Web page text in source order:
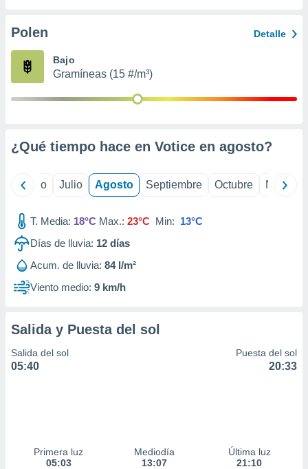
e
mediante
de
Polen Detalle
Bajo
Gramíneas (15 #/m³)
¿Qué tiempo hace en Votice en agosto?
Junio Julio Agosto Septiembre Octubre
T. Media: 18°C Max.: 23°C Min: 13°C
Días de lluvia: 12 días
Acum. de lluvia: 84 l/m²
Viento medio: 9 km/h
Salida y Puesta del sol
Salida del sol
05:40
Puesta del sol
20:33
Primera luz
05:03
Mediodía
13:07
Última luz
21:10